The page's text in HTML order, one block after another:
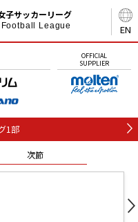
EN
子サッカーリーグ
League
OFFICIAL
SUPPLIER
1部
次節